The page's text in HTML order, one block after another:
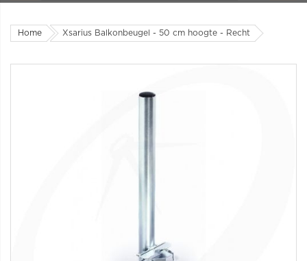
Home Xsarius Balkonbeugel - 50 cm hoogte - Recht